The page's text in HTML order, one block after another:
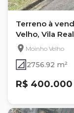
Terreno à
Velho, Vila
Moinho Velho
2756.92 m²
R$ 400.000